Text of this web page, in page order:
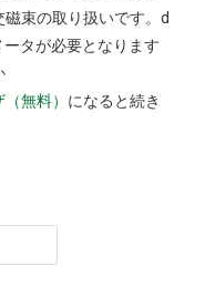
束の取り扱いです。d
タが必要となります
無料） になると続き